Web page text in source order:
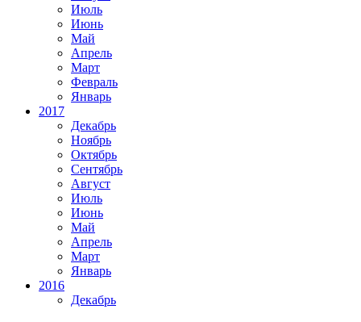
Июль
Июнь
Май
Апрель
Март
Февраль
Январь
2017
Декабрь
Ноябрь
Октябрь
Сентябрь
Август
Июль
Июнь
Май
Апрель
Март
Январь
2016
Декабрь